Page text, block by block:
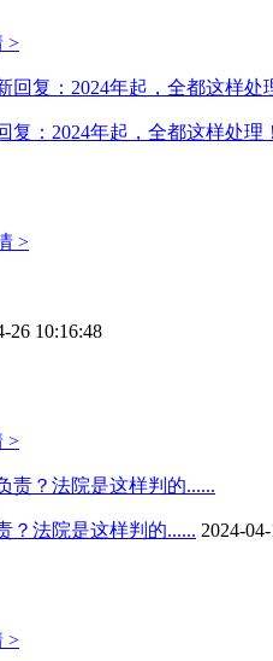
>
：2024年起，全都这样处理！
>
26 10:16:48
>
？法院是这样判的...... 2024-
>